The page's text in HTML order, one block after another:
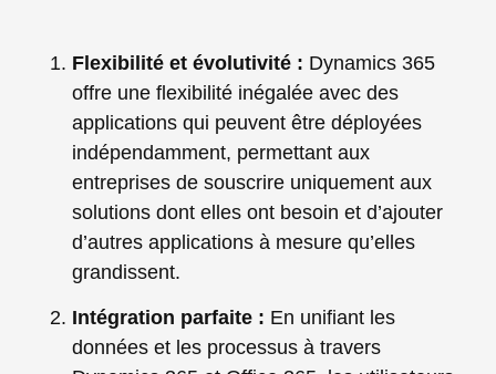
Flexibilité et évolutivité : Dynamics 365
offre une flexibilité inégalée avec des
applications qui peuvent être déployées
indépendamment, permettant aux
entreprises de souscrire uniquement aux
solutions dont elles ont besoin et d’ajouter
d’autres applications à mesure qu’elles
grandissent.
Intégration parfaite : En unifiant les
données et les processus à travers